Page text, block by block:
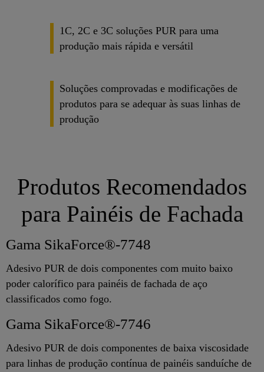
1C, 2C e 3C soluções PUR para uma
produção mais rápida e versátil
Soluções comprovadas e modificações de
produtos para se adequar às suas linhas de
produção
Produtos Recomendados
para Painéis de Fachada
Gama SikaForce®-7748
Adesivo PUR de dois componentes com muito baixo
poder calorífico para painéis de fachada de aço
classificados como fogo.
Gama SikaForce®-7746
Adesivo PUR de dois componentes de baixa viscosidade
para linhas de produção contínua de painéis sanduíche de